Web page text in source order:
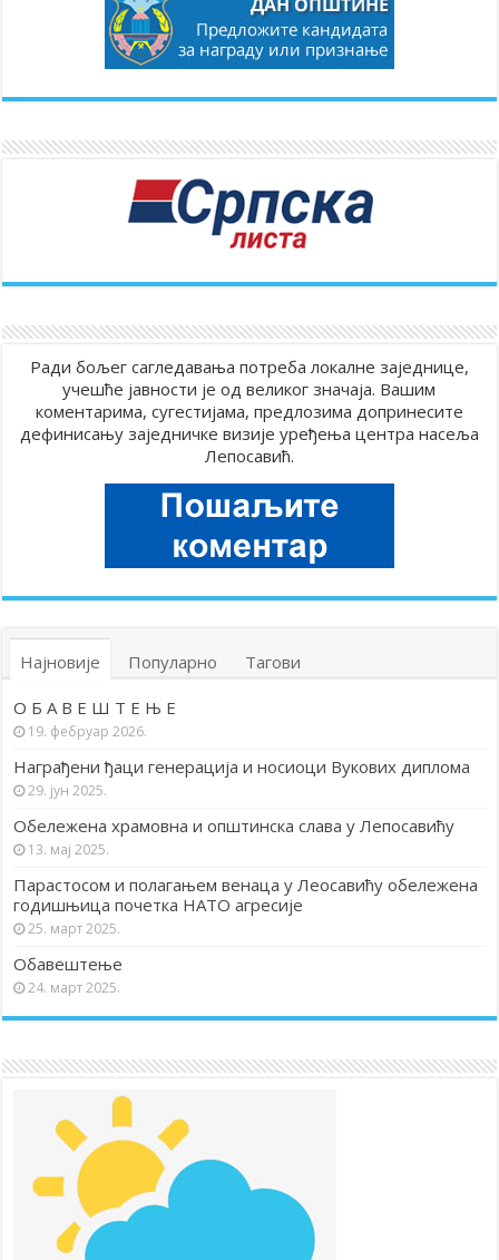
Ради бољег сагледавања потреба локалне заједнице,
учешће јавности је од великог значаја. Вашим
коментарима, сугестијама, предлозима допринесите
дефинисању заједничке визије уређења центра насеља
Лепосавић.
Најновије Популарно Тагови
О Б А В Е Ш Т Е Њ Е
19. фебруар 2026.
Награђени ђаци генерација и носиоци Вукових диплома
29. јун 2025.
Обележена храмовна и општинска слава у Лепосавићу
13. мај 2025.
Парастосом и полагањем венаца у Леосавићу обележена
годишњица почетка НАТО агресије
25. март 2025.
Обавештење
24. март 2025.